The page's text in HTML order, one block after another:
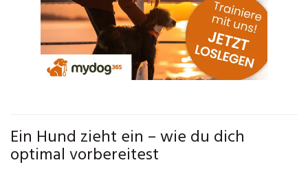
Ein Hund zieht ein – wie du dich
optimal vorbereitest